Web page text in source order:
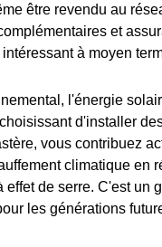
être revendu au
et
à moyen
l'énergie
d'installer
vous contribuez
climatique en
effet de serre. C'est un
les générations